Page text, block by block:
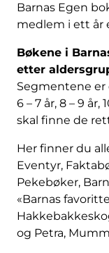
Barnas Egen
medlem i ett år
Bøkene i
etter
Segmentene er
6 – 7 år, 8 – 9 år,
skal finne de
Her finner du
Eventyr,
Pekebøker,
«Barnas
og Petra,